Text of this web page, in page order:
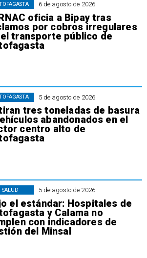
6 de agosto de 2026
oficia a Bipay tras
por cobros irregulares
transporte público de
5 de agosto de 2026
tres toneladas de basura
abandonados en el
centro alto de
5 de agosto de 2026
el estándar: Hospitales de
y Calama no
con indicadores de
del Minsal
SALUD